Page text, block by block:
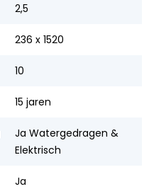
2,5
236 x 1520
10
15 jaren
Ja Watergedragen &
Elektrisch
Ja